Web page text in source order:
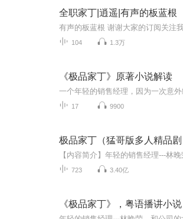
全职家丁|逍遥|有声的板蓝根
104 1.3万
《极品家丁》原著小说解读
17 9900
极品家丁（猛哥版多人精品剧
723 3.40亿
《极品家丁》，粤语播讲小说